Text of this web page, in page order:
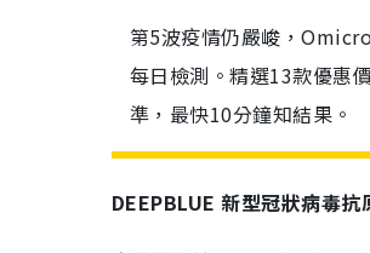
第5波疫情仍嚴峻，
每日檢測。精選13款優惠
準，最快10分鐘知結果。
DEEPBLUE 新型冠狀病毒抗